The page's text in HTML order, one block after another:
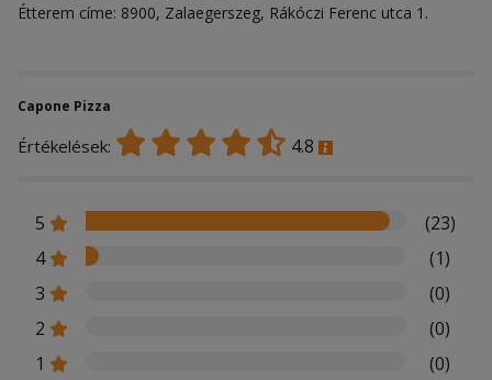
Étterem címe: 8900, Zalaegerszeg, Rákóczi Ferenc utca 1.
Capone Pizza
Értékelések: 4.8
5
(23)
4
(1)
3
(0)
2
(0)
1
(0)